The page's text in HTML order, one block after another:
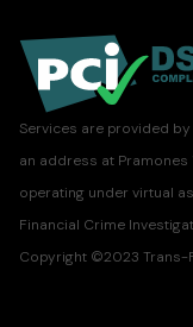
Services are provided by
an address at Pramones
operating under virtual
Financial Crime
Copyright ©2023 Trans-